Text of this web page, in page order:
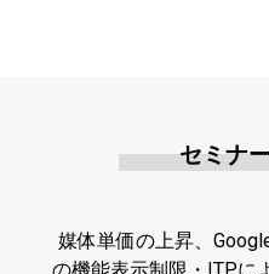
セミナ
媒体単価の上昇、